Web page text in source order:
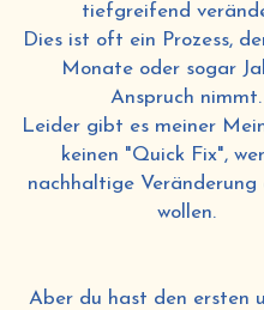
tiefgreifend
Dies ist oft ein Prozess,
Monate oder sogar
Anspruch nimmt.
Leider gibt es meiner
keinen "Quick Fix",
nachhaltige Veränderung
wollen.
Aber du hast den ersten